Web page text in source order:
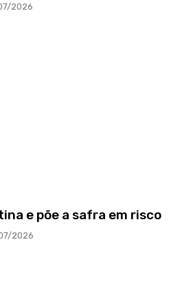
2026
e põe a safra em risco
2026